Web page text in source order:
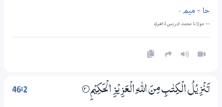
حا - ميم .
— مولانا محمد ادريس ڏاھري
46:2 تَنْزِيْلُ الْكِتٰبِ مِنَ اللّٰهِ الْعَزِيْزِ الْحَكِيْمِ 2‏۝